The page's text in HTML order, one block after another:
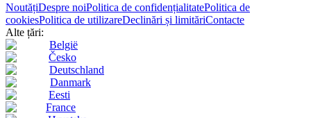
NoutățiDespre noiPolitica de confidențialitatePolitica de
cookiesPolitica de utilizareDeclinări și limităriContacte
Alte țări:
België
Česko
Deutschland
Danmark
Eesti
France